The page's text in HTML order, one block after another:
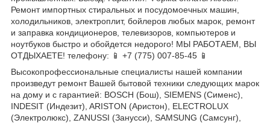
Ремонт импортных стиральных и посудомоечных машин,
холодильников, электроплит, бойлеров любых марок, ремонт
и заправка кондиционеров, телевизоров, компьютеров и
ноутбуков быстро и обойдется недорого! МЫ РАБОТАЕМ, ВЫ
ОТДЫХАЕТЕ! телефону: 📱 +7 (775) 007-85-45 📱
Высокопрофессиональные специалисты нашей компании
произведут ремонт Вашей бытовой техники следующих марок
на дому и с гарантией: BOSCH (Бош), SIEMENS (Сименс),
INDESIT (Индезит), ARISTON (Аристон), ELECTROLUX
(Электролюкс), ZANUSSI (Занусси), SAMSUNG (Самсунг),